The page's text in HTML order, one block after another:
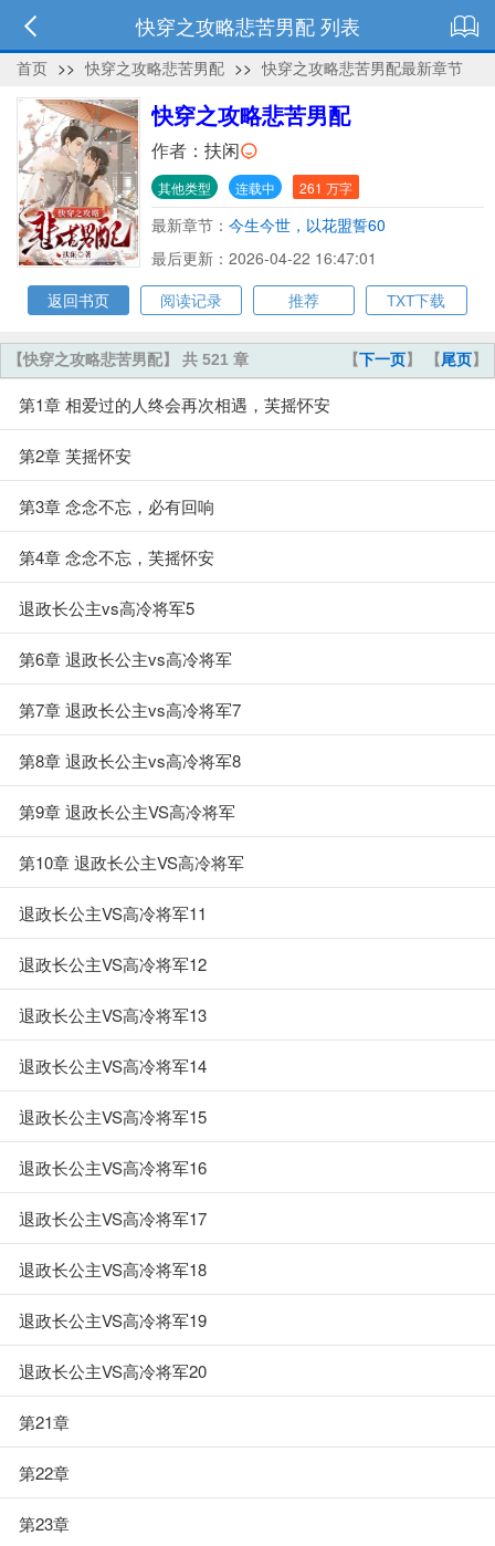
快穿之攻略悲苦男配 列表
首页 >> 快穿之攻略悲苦男配 >> 快穿之攻略悲苦男配最新章节
快穿之攻略悲苦男配
作者： 扶闲
其他类型 连载中 261 万字
最新章节： 今生今世，以花盟誓60
最后更新：2026-04-22 16:47:01
返回书页
阅读记录 推荐 TXT下载
【下一页】 【尾页】
【快穿之攻略悲苦男配】 共 521 章
第1章 相爱过的人终会再次相遇，芙摇怀安
第2章 芙摇怀安
第3章 念念不忘，必有回响
第4章 念念不忘，芙摇怀安
退政长公主vs高冷将军5
第6章 退政长公主vs高冷将军
第7章 退政长公主vs高冷将军7
第8章 退政长公主vs高冷将军8
第9章 退政长公主VS高冷将军
第10章 退政长公主VS高冷将军
退政长公主VS高冷将军11
退政长公主VS高冷将军12
退政长公主VS高冷将军13
退政长公主VS高冷将军14
退政长公主VS高冷将军15
退政长公主VS高冷将军16
退政长公主VS高冷将军17
退政长公主VS高冷将军18
退政长公主VS高冷将军19
退政长公主VS高冷将军20
第21章
第22章
第23章